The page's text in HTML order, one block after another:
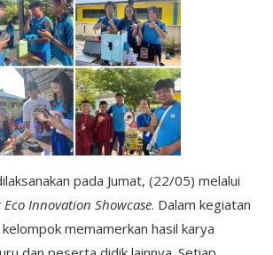
pada Jumat, (22/05) melalui
Innovation Showcase. Dalam kegiatan
memamerkan hasil karya